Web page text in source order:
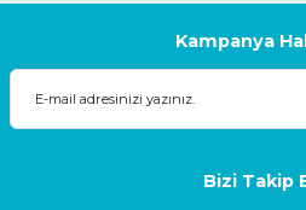
Kampanya
Bizi Takip